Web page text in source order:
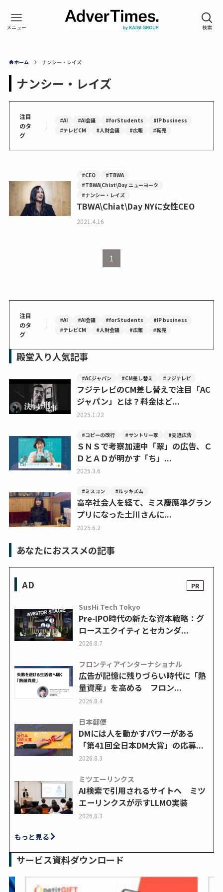
ホーム ナンシー・レイズ
ナンシー・レイズ
注目
のタ
グ
｜ #AI #AI会議 #forStudents
#IP business
#テレビCM
#人財会議 #広報 #転売
#CEO
#TBWA
#TBWA\Chiat\Day ニューヨーク
#ナンシー・レイズ
TBWA\Chiat\Day NYに女性CEO
2021.4.16
1
注目
のタ
グ
｜ #AI #AI会議 #forStudents
#IP business
#テレビCM
#人財会議 #広報 #転売
殿堂入り人気記事
#ACジャパン #CM差し替え #フジテレビ
フジテレビのCM差し替えで注目「AC
ジャパン」とは？料金はど...
2025.1.22
#コピーの改行 #サントリー翠 #交通広告
ＳＮＳで考察加速中「翠」の広告、Ｃ
ＤとＡＤが明かす「ち」...
2025.3.6
#ミスコン #ルッキズム
高卒社会人を経て、ミス慶應準グラン
プリになった土川さんに...
2025.6.2
あなたにおススメの記事
AD
SusHi Tech Tokyo
Pre-IPO時代の新たな資本戦略：グ
ロースエクイティとセカンダ...
2026.8.7
フロンティアインターナショナル
広告が記憶に残りづらい時代に「熱
量資産」を高める フロン...
2026.8.4
日本郵便
DMには人を動かすパワーがある
「第41回全日本DM大賞」の応募...
2026.8.3
ミツエーリンクス
AI検索で引用されるサイトへ ミツ
エーリンクスが示すLLMO実装
2026.8.3
もっと見る
サービス資料ダウンロード